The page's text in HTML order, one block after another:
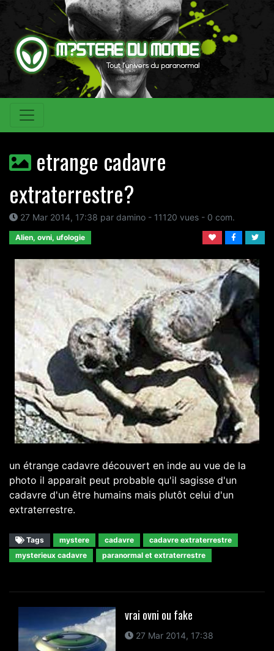
etrange cadavre
extraterrestre?
27 Mar 2014, 17:38 par damino - 11120 vues - 0 com.
Alien, ovni, ufologie
un étrange cadavre découvert en inde au vue de la
photo il apparait peut probable qu'il sagisse d'un
cadavre d'un être humains mais plutôt celui d'un
extraterrestre.
Tags mystere cadavre
cadavre extraterrestre
mysterieux cadavre
paranormal et extraterrestre
vrai ovni ou fake
27 Mar 2014, 17:38